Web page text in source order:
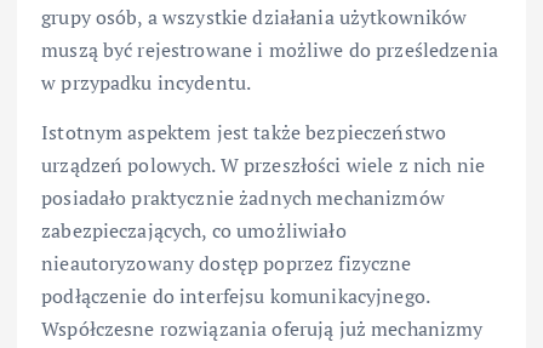
grupy osób, a wszystkie działania użytkowników
muszą być rejestrowane i możliwe do prześledzenia
w przypadku incydentu.
Istotnym aspektem jest także bezpieczeństwo
urządzeń polowych. W przeszłości wiele z nich nie
posiadało praktycznie żadnych mechanizmów
zabezpieczających, co umożliwiało
nieautoryzowany dostęp poprzez fizyczne
podłączenie do interfejsu komunikacyjnego.
Współczesne rozwiązania oferują już mechanizmy